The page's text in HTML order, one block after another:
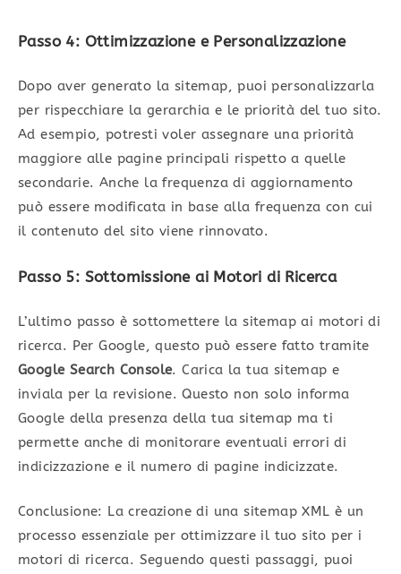
Passo 4: Ottimizzazione e Personalizzazione
Dopo aver generato la sitemap, puoi personalizzarla
per rispecchiare la gerarchia e le priorità del tuo sito.
Ad esempio, potresti voler assegnare una priorità
maggiore alle pagine principali rispetto a quelle
secondarie. Anche la frequenza di aggiornamento
può essere modificata in base alla frequenza con cui
il contenuto del sito viene rinnovato.
Passo 5: Sottomissione ai Motori di Ricerca
L’ultimo passo è sottomettere la sitemap ai motori di
ricerca. Per Google, questo può essere fatto tramite
Google Search Console. Carica la tua sitemap e
inviala per la revisione. Questo non solo informa
Google della presenza della tua sitemap ma ti
permette anche di monitorare eventuali errori di
indicizzazione e il numero di pagine indicizzate.
Conclusione: La creazione di una sitemap XML è un
processo essenziale per ottimizzare il tuo sito per i
motori di ricerca. Seguendo questi passaggi, puoi